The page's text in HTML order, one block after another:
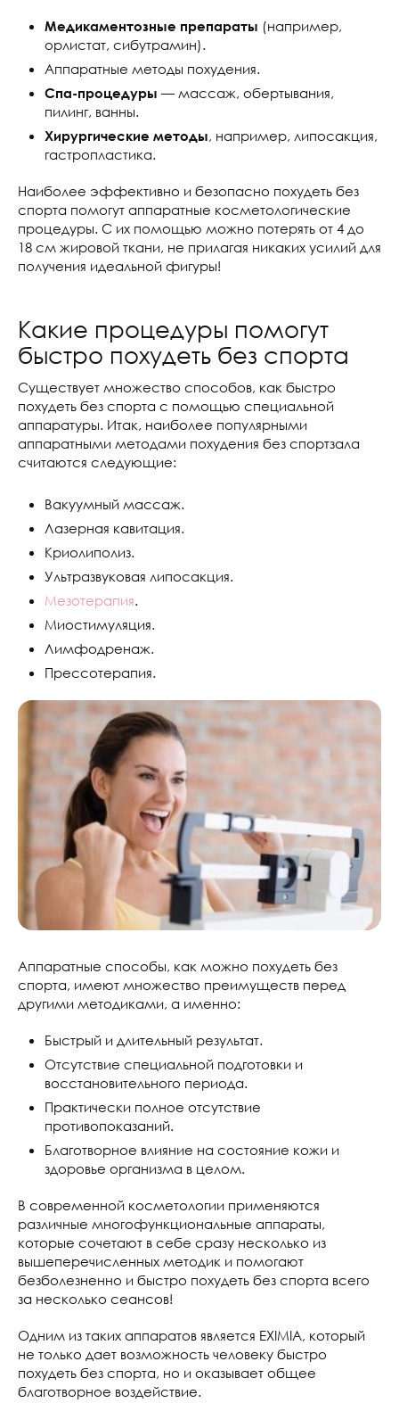
Медикаментозные препараты (например,
орлистат, сибутрамин).
Аппаратные методы похудения.
Спа-процедуры — массаж, обертывания,
пилинг, ванны.
Хирургические методы, например, липосакция,
гастропластика.
Наиболее эффективно и безопасно похудеть без
спорта помогут аппаратные косметологические
процедуры. С их помощью можно потерять от 4 до
18 см жировой ткани, не прилагая никаких усилий для
получения идеальной фигуры!
Какие процедуры помогут
быстро похудеть без спорта
Существует множество способов, как быстро
похудеть без спорта с помощью специальной
аппаратуры. Итак, наиболее популярными
аппаратными методами похудения без спортзала
считаются следующие:
Вакуумный массаж.
Лазерная кавитация.
Криолиполиз.
Ультразвуковая липосакция.
Мезотерапия.
Миостимуляция.
Лимфодренаж.
Прессотерапия.
Аппаратные способы, как можно похудеть без
спорта, имеют множество преимуществ перед
другими методиками, а именно:
Быстрый и длительный результат.
Отсутствие специальной подготовки и
восстановительного периода.
Практически полное отсутствие
противопоказаний.
Благотворное влияние на состояние кожи и
здоровье организма в целом.
В современной косметологии применяются
различные многофункциональные аппараты,
которые сочетают в себе сразу несколько из
вышеперечисленных методик и помогают
безболезненно и быстро похудеть без спорта всего
за несколько сеансов!
Одним из таких аппаратов является EXIMIA, который
не только дает возможность человеку быстро
похудеть без спорта, но и оказывает общее
благотворное воздействие.